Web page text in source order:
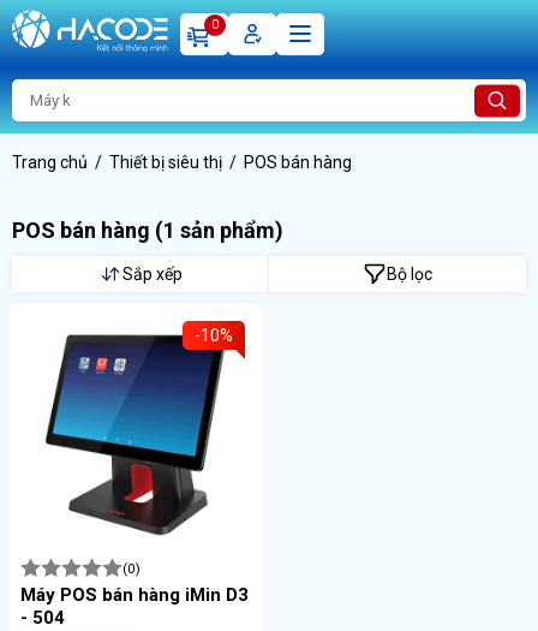
0
Trang chủ Thiết bị siêu thị POS bán hàng
POS bán hàng (1 sản phẩm)
Sắp xếp Bộ lọc
-10%
(0)
Máy POS bán hàng iMin D3
- 504